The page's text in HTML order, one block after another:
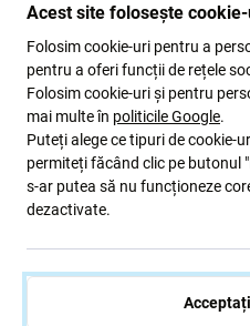
Descriere și specificații Livrare și
Bandă dublu
25m
bandă dublu adezivă
Acest site folosește
Folosim cookie-uri pentru a
pentru a oferi funcții de rețele
Folosim cookie-uri și pentru
mai multe în politicile Google.
Puteți alege ce tipuri de cookie-
permiteți făcând clic pe butonul
s-ar putea să nu funcționeze
dezactivate.